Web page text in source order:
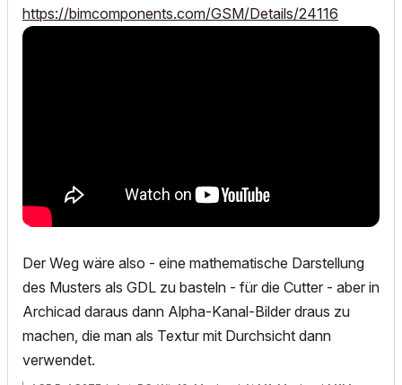
https://bimcomponents.com/GSM/Details/24116
Der Weg wäre also - eine mathematische Darstellung
des Musters als GDL zu basteln - für die Cutter - aber in
Archicad daraus dann Alpha-Kanal-Bilder draus zu
machen, die man als Textur mit Durchsicht dann
verwendet.